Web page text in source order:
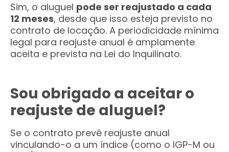
Sim, o aluguel pode ser reajustado a cada
12 meses, desde que isso esteja previsto no
contrato de locação. A periodicidade mínima
legal para reajuste anual é amplamente
aceita e prevista na Lei do Inquilinato.
Sou obrigado a aceitar o
reajuste de aluguel?
Se o contrato prevê reajuste anual
vinculando-o a um índice (como o IGP-M ou